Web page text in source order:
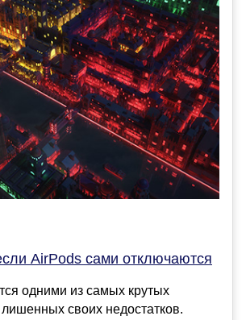
AirPods сами отключаются
одними из самых крутых
своих недостатков.